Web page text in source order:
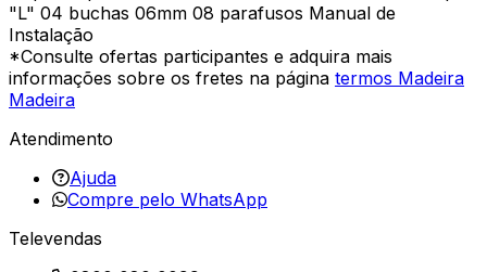
"L" 04 buchas 06mm 08 parafusos Manual de
Instalação
*Consulte ofertas participantes e adquira mais
informações sobre os fretes na página termos Madeira
Madeira
Atendimento
Ajuda
Compre pelo WhatsApp
Televendas